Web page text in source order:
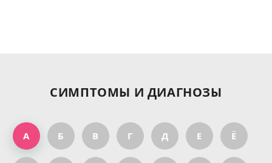
СИМПТОМЫ И ДИАГНОЗЫ
А Б В Г Д Е Ё